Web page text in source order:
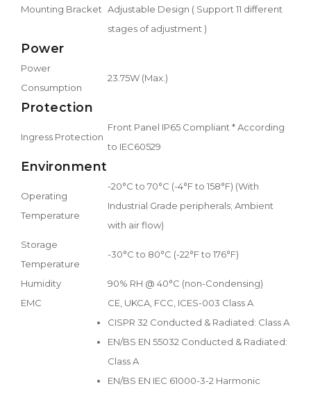
Mounting Bracket Adjustable Design ( Support 11 different
stages of adjustment )
Power
Power
Consumption
23.75W (Max.)
Protection
Ingress Protection
Front Panel IP65 Compliant * According
to IEC60529
Environment
Operating
Temperature
-20°C to 70°C (-4°F to 158°F) (With
Industrial Grade peripherals; Ambient
with air flow)
Storage
Temperature
-30°C to 80°C (-22°F to 176°F)
Humidity
90% RH @ 40°C (non-Condensing)
EMC
CE, UKCA, FCC, ICES-003 Class A
CISPR 32 Conducted & Radiated: Class A
EN/BS EN 55032 Conducted & Radiated:
Class A
EN/BS EN IEC 61000-3-2 Harmonic